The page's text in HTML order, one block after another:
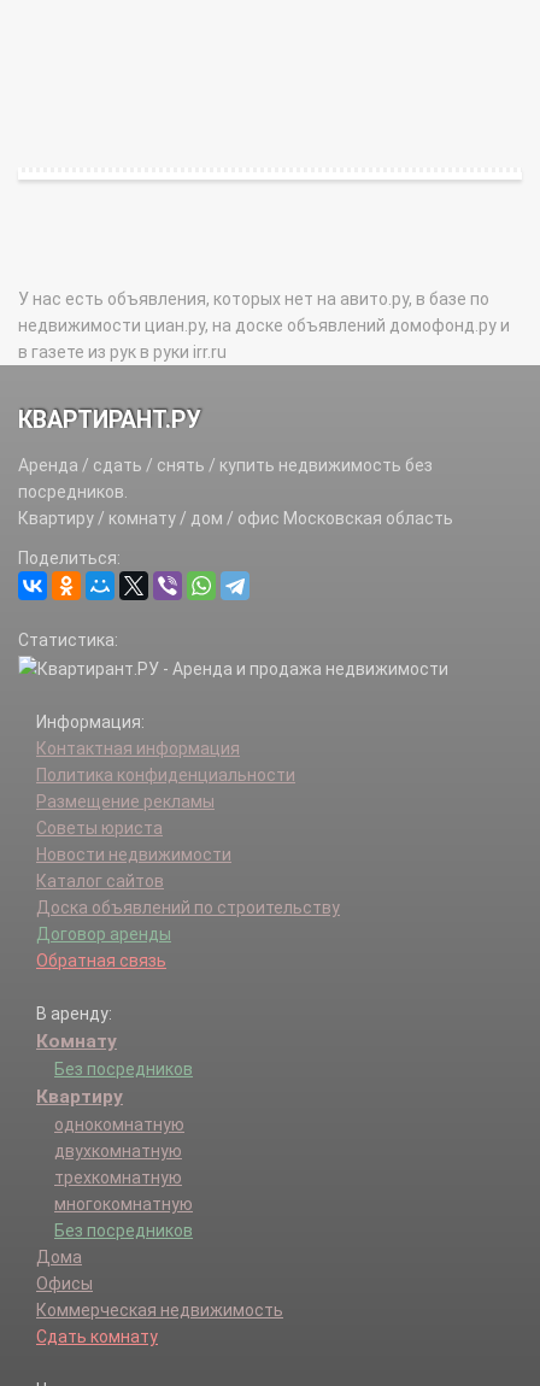
У нас есть объявления, которых нет на авито.ру, в базе по
недвижимости циан.ру, на доске объявлений домофонд.ру и
в газете из рук в руки irr.ru
КВАРТИРАНТ.РУ
Аренда / сдать / снять / купить недвижимость без
посредников.
Квартиру / комнату / дом / офис Московская область
Поделиться:
Статистика:
Информация:
Контактная информация
Политика конфиденциальности
Размещение рекламы
Советы юриста
Новости недвижимости
Каталог сайтов
Доска объявлений по строительству
Договор аренды
Обратная связь
В аренду:
Комнату
Без посредников
Квартиру
однокомнатную
двухкомнатную
трехкомнатную
многокомнатную
Без посредников
Дома
Офисы
Коммерческая недвижимость
Сдать комнату